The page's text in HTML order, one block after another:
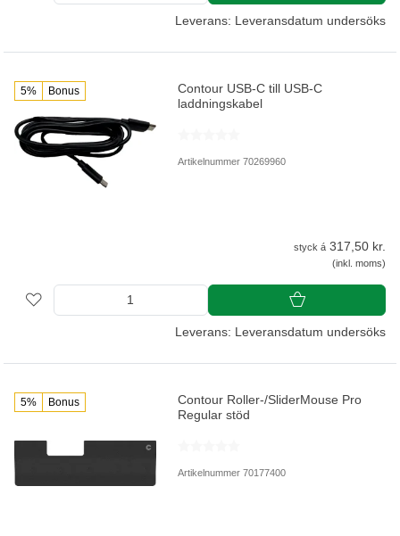
Leverans: Leveransdatum undersöks
5% Bonus
Contour USB-C till USB-C
laddningskabel
Artikelnummer 70269960
styck á 317,50 kr.
(inkl. moms)
Leverans: Leveransdatum undersöks
5% Bonus
Contour Roller-/SliderMouse Pro
Regular stöd
Artikelnummer 70177400